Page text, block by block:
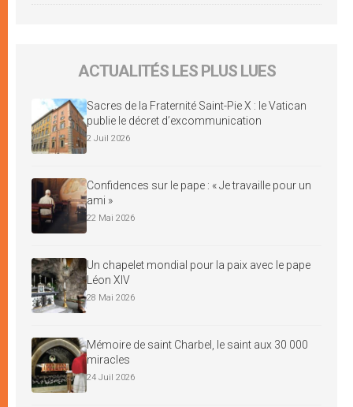
ACTUALITÉS LES PLUS LUES
Sacres de la Fraternité Saint-Pie X : le Vatican
publie le décret d’excommunication
2 Juil 2026
Confidences sur le pape : « Je travaille pour un
ami »
22 Mai 2026
Un chapelet mondial pour la paix avec le pape
Léon XIV
28 Mai 2026
Mémoire de saint Charbel, le saint aux 30 000
miracles
24 Juil 2026